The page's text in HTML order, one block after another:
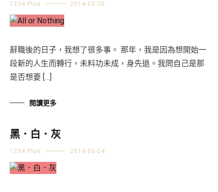
1234 Plus 2014-05-30
辭職後的日子，我想了很多事。 那年，我是因為想開始一
段新的人生而轉行，未料功未成，身先退。我問自己是那
是否想要 […]
閱讀更多
黑．白．灰
1234 Plus 2014-05-24